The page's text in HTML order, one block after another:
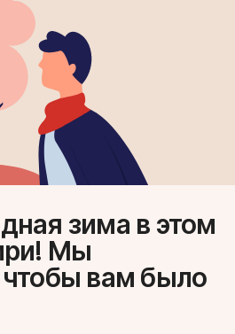
зима в этом
Мы
вам было